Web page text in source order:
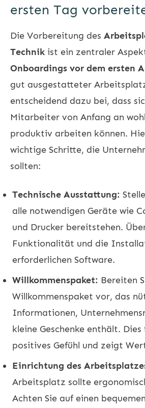
ersten Tag
Die Vorbereitung des
Technik ist ein zentraler
Onboardings vor dem ersten
gut ausgestatteter
entscheidend dazu bei, dass
Mitarbeiter von Anfang an
produktiv arbeiten können.
wichtige Schritte, die
sollten:
Technische Ausstattung:
alle notwendigen Geräte wie
und Drucker bereitstehen.
Funktionalität und die
erforderlichen Software.
Willkommenspaket: Bereiten
Willkommenspaket vor, das
Informationen,
kleine Geschenke enthält.
positives Gefühl und zeigt
Einrichtung des
Arbeitsplatz sollte
Achten Sie auf einen